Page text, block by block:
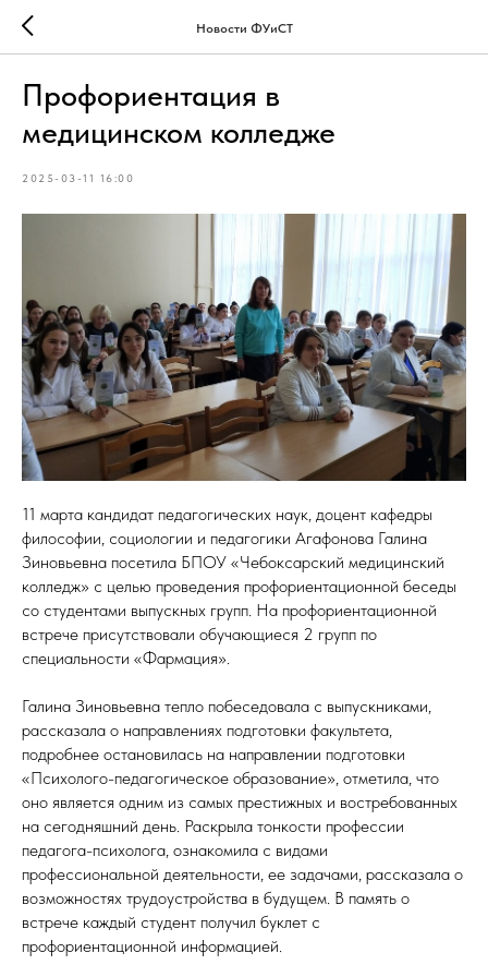
Новости ФУиСТ
Профориентация в
медицинском колледже
2025-03-11 16:00
11 марта кандидат педагогических наук, доцент кафедры
философии, социологии и педагогики Агафонова Галина
Зиновьевна посетила БПОУ «Чебоксарский медицинский
колледж» с целью проведения профориентационной беседы
со студентами выпускных групп. На профориентационной
встрече присутствовали обучающиеся 2 групп по
специальности «Фармация».
Галина Зиновьевна тепло побеседовала с выпускниками,
рассказала о направлениях подготовки факультета,
подробнее остановилась на направлении подготовки
«Психолого-педагогическое образование», отметила, что
оно является одним из самых престижных и востребованных
на сегодняшний день. Раскрыла тонкости профессии
педагога-психолога, ознакомила с видами
профессиональной деятельности, ее задачами, рассказала о
возможностях трудоустройства в будущем. В память о
встрече каждый студент получил буклет с
профориентационной информацией.